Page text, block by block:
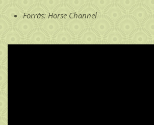
Forrás: Horse Channel